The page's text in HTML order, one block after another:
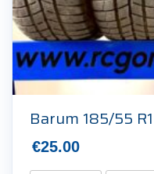
Barum 185/55
€25.00